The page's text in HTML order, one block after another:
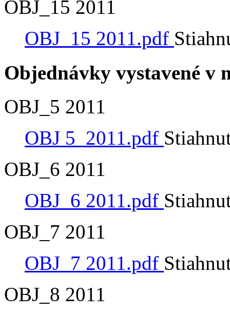
OBJ_15 2011
OBJ_15 2011.pdf
Objednávky vystavené v
OBJ_5 2011
OBJ 5_2011.pdf
OBJ_6 2011
OBJ_6 2011.pdf
OBJ_7 2011
OBJ_7 2011.pdf
OBJ_8 2011